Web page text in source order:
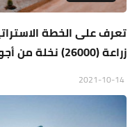
تعرف على الخطة
زراعة (26000) نخلة من أجود الأصناف العراقية والعربية